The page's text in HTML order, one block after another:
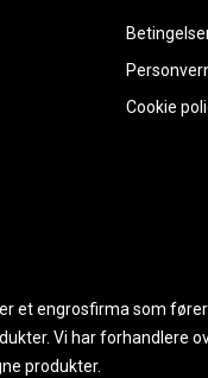
Cookie
er et engrosfirma som
Vi har forhandlere
produkter.